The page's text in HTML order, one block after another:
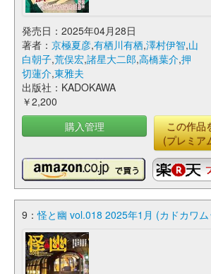
発売日：2025年04月28日
著者： 京極夏彦,有栖川有栖,澤村伊智,山
白朝子,荒俣宏,諸星大二郎,高橋葉介,押
切蓮介,東雅夫
出版社：KADOKAWA
￥2,200
購入管理
この作品
(プレミア
9：怪と幽 vol.018 2025年1月 (カドカワム